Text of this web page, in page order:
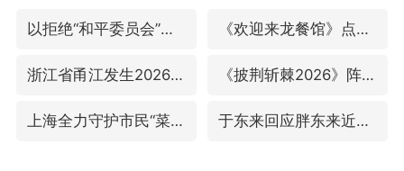
以拒绝“和平委员会”的加沙和平计划 《欢迎来龙餐馆》点映及预售总票房破亿
浙江省甬江发生2026年第1号洪水 《披荆斩棘2026》阵容官宣
上海全力守护市民“菜篮子” 于东来回应胖东来近25年老店年底关闭